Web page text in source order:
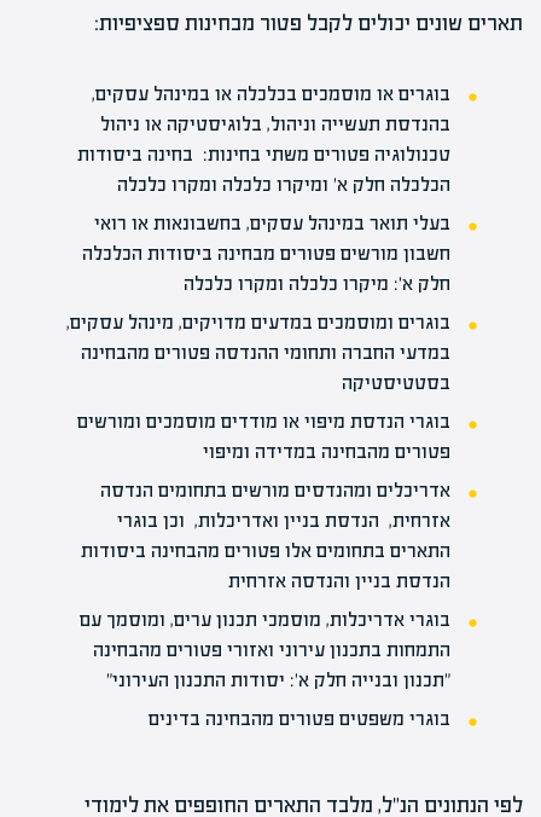
תארים שונים יכולים לקבל פטור מבחינות ספציפיות:
בוגרים או מוסמכים בכלכלה או במינהל עסקים,
בהנדסת תעשייה וניהול, בלוגיסטיקה או ניהול
טכנולוגיה פטורים משתי בחינות: בחינה ביסודות
הכלכלה חלק א' ומיקרו כלכלה ומקרו כלכלה
בעלי תואר במינהל עסקים, בחשבונאות או רואי
חשבון מורשים פטורים מבחינה ביסודות הכלכלה
חלק א': מיקרו כלכלה ומקרו כלכלה
בוגרים ומוסמכים במדעים מדויקים, מינהל עסקים,
במדעי החברה ותחומי ההנדסה פטורים מהבחינה
בסטטיסטיקה
בוגרי הנדסת מיפוי או מודדים מוסמכים ומורשים
פטורים מהבחינה במדידה ומיפוי
אדריכלים ומהנדסים מורשים בתחומים הנדסה
אזרחית, הנדסת בניין ואדריכלות, וכן בוגרי
התארים בתחומים אלו פטורים מהבחינה ביסודות
הנדסת בניין והנדסה אזרחית
בוגרי אדריכלות, מוסמכי תכנון ערים, ומוסמך עם
התמחות בתכנון עירוני ואזורי פטורים מהבחינה
"תכנון ובנייה חלק א': יסודות התכנון העירוני"
בוגרי משפטים פטורים מהבחינה בדינים
לפי הנתונים הנ"ל, מלבד התארים החופפים את לימודי